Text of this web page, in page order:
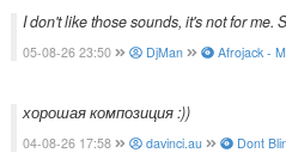
I don't like those sounds, it's not for me.
05-08-26 23:50 DjMan Afrojack -
хорошая композиция :))
04-08-26 17:58 davinci.au Dont